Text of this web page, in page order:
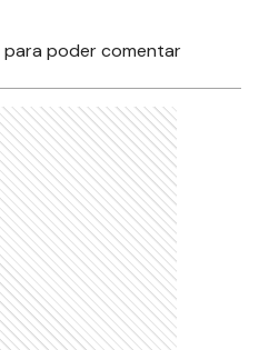
para poder comentar